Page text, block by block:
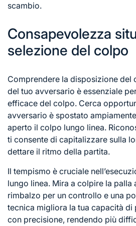
scambio.
Consapevolezza
selezione del colpo
Comprendere la disposizione del
del tuo avversario è essenziale
efficace del colpo. Cerca
avversario è spostato
aperto il colpo lungo linea.
ti consente di capitalizzare sulla
dettare il ritmo della partita.
Il tempismo è cruciale
lungo linea. Mira a colpire la palla
rimbalzo per un controllo e una
tecnica migliora la tua capacità
con precisione, rendendo più